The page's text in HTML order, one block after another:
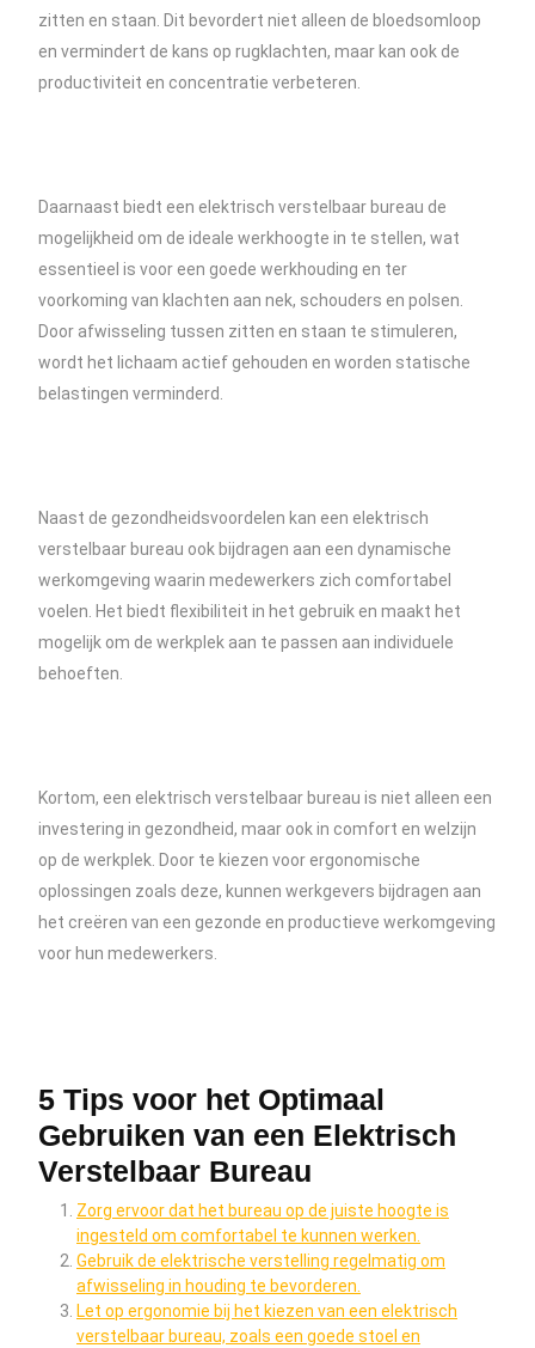
zitten en staan. Dit bevordert niet alleen de bloedsomloop
en vermindert de kans op rugklachten, maar kan ook de
productiviteit en concentratie verbeteren.
Daarnaast biedt een elektrisch verstelbaar bureau de
mogelijkheid om de ideale werkhoogte in te stellen, wat
essentieel is voor een goede werkhouding en ter
voorkoming van klachten aan nek, schouders en polsen.
Door afwisseling tussen zitten en staan te stimuleren,
wordt het lichaam actief gehouden en worden statische
belastingen verminderd.
Naast de gezondheidsvoordelen kan een elektrisch
verstelbaar bureau ook bijdragen aan een dynamische
werkomgeving waarin medewerkers zich comfortabel
voelen. Het biedt flexibiliteit in het gebruik en maakt het
mogelijk om de werkplek aan te passen aan individuele
behoeften.
Kortom, een elektrisch verstelbaar bureau is niet alleen een
investering in gezondheid, maar ook in comfort en welzijn
op de werkplek. Door te kiezen voor ergonomische
oplossingen zoals deze, kunnen werkgevers bijdragen aan
het creëren van een gezonde en productieve werkomgeving
voor hun medewerkers.
5 Tips voor het Optimaal
Gebruiken van een Elektrisch
Verstelbaar Bureau
Zorg ervoor dat het bureau op de juiste hoogte is
ingesteld om comfortabel te kunnen werken.
Gebruik de elektrische verstelling regelmatig om
afwisseling in houding te bevorderen.
Let op ergonomie bij het kiezen van een elektrisch
verstelbaar bureau, zoals een goede stoel en